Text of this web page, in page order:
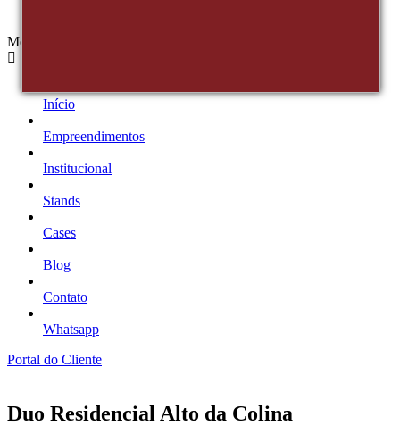
Menu
Início
Empreendimentos
Institucional
Stands
Cases
Blog
Contato
Whatsapp
Portal do Cliente
Duo Residencial Alto da Colina